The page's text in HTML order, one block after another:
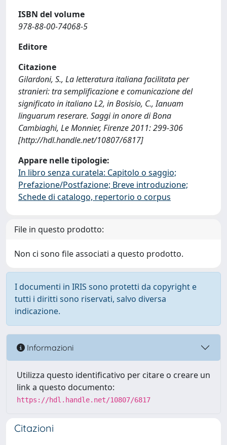
ISBN del volume
978-88-00-74068-5
Editore
Citazione
Gilardoni, S., La letteratura italiana facilitata per
stranieri: tra semplificazione e comunicazione del
significato in italiano L2, in Bosisio, C., Ianuam
linguarum reserare. Saggi in onore di Bona
Cambiaghi, Le Monnier, Firenze 2011: 299-306
[http://hdl.handle.net/10807/6817]
Appare nelle tipologie:
In libro senza curatela: Capitolo o saggio;
Prefazione/Postfazione; Breve introduzione;
Schede di catalogo, repertorio o corpus
File in questo prodotto:
Non ci sono file associati a questo prodotto.
I documenti in IRIS sono protetti da copyright e
tutti i diritti sono riservati, salvo diversa
indicazione.
Informazioni
Utilizza questo identificativo per citare o creare un
link a questo documento:
https://hdl.handle.net/10807/6817
Citazioni